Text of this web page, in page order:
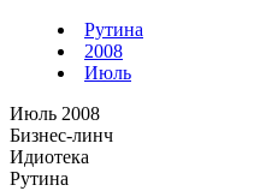
Рутина
2008
Июль
Июль 2008
Бизнес-линч
Идиотека
Рутина